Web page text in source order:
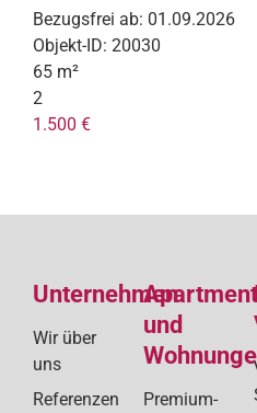
Bezugsfrei ab: 01.09.2026
Objekt-ID: 20030
65 m²
2
1.500 €
Unternehmen
Wir über
uns
Referenzen
und
Premium-